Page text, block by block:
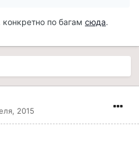
конкретно по багам сюда.
2015